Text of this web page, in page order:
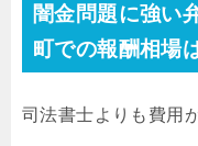
闇金問題に強い
町での報酬相場
司法書士よりも費用